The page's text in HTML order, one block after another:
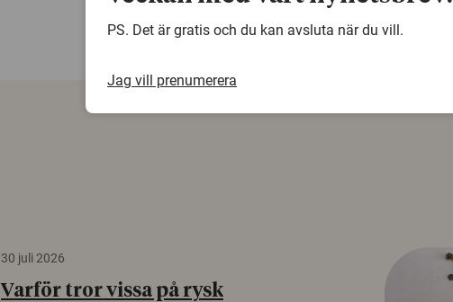
30 juli 2026
Varför tror vissa på rysk
PS. Det är gratis och du kan avsluta när du vill.
Jag vill prenumerera